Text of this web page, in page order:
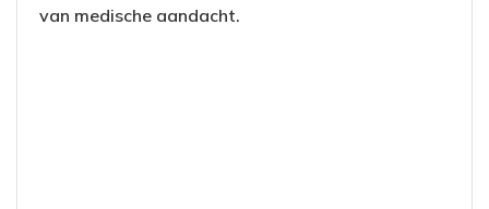
van medische aandacht.